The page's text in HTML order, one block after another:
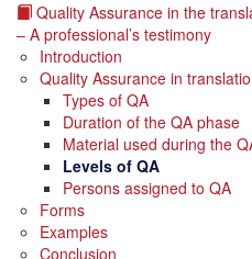
Quality Assurance in the
– A professional’s testimony
Introduction
Quality Assurance in
Types of QA
Duration of the QA phase
Material used during the
Levels of QA
Persons assigned to QA
Forms
Examples
Conclusion